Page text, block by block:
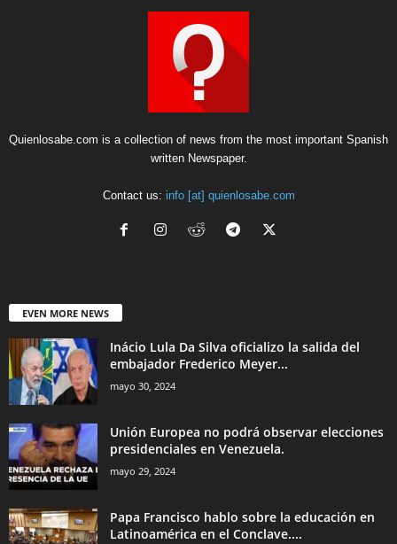
Quienlosabe.com is a collection of news from the most important Spanish
written Newspaper.
Contact us: info [at] quienlosabe.com
EVEN MORE NEWS
Inácio Lula Da Silva oficializo la salida del
embajador Frederico Meyer...
mayo 30, 2024
Unión Europea no podrá observar elecciones
presidenciales en Venezuela.
mayo 29, 2024
Papa Francisco hablo sobre la educación en
Latinoamérica en el Conclave....